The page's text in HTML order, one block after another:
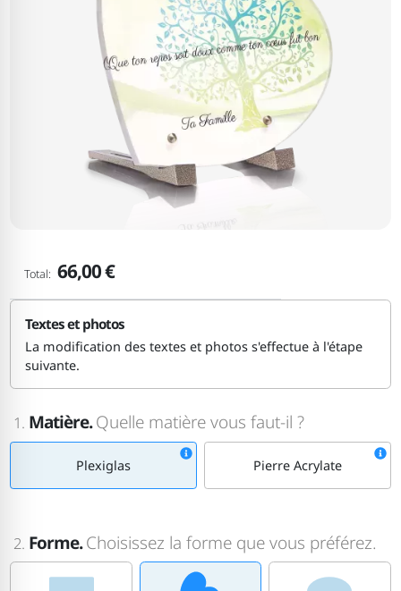
Total: 66,00 €
Textes et photos
La modification des textes et photos s'effectue à l'étape
suivante.
1. Matière.Quelle matière vous faut-il ?
Plexiglas Pierre Acrylate
2. Forme.Choisissez la forme que vous préférez.